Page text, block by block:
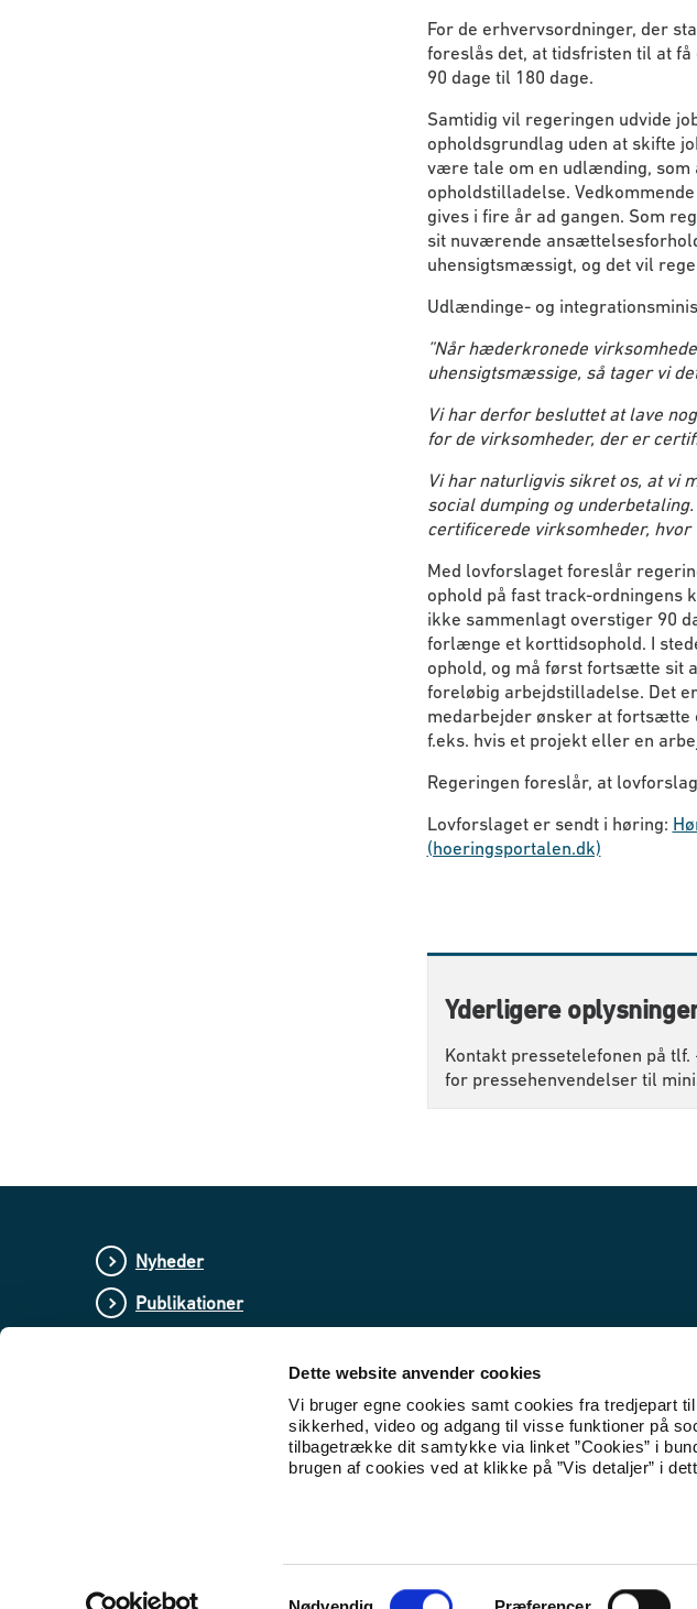
Dette website anvender cookies
Vi bruger egne cookies samt cookies fra tredjepart
sikkerhed, video og adgang til visse funktioner på
tilbagetrække dit samtykke via linket ”Cookies” i
brugen af cookies ved at klikke på ”Vis detaljer” i
For de erhvervsordninger, der
foreslås det, at tidsfristen til at
90 dage til 180 dage.
Samtidig vil regeringen udvide
opholdsgrundlag uden at skifte
være tale om en udlænding, som
opholdstilladelse.
gives i fire år ad gangen. Som
sit nuværende
uhensigtsmæssigt, og det vil
Udlændinge- og
”Når hæderkronede
uhensigtsmæssige, så tager vi
Vi har derfor besluttet at lave
for de virksomheder, der er
Vi har naturligvis sikret os, at vi
social dumping og
certificerede virksomheder, hvor
Med lovforslaget foreslår
ophold på fast track-ordningens
ikke sammenlagt overstiger 90
forlænge et korttidsophold. I
ophold, og må først fortsætte sit
foreløbig arbejdstilladelse. Det
medarbejder ønsker at fortsætte
f.eks. hvis et projekt eller en
Regeringen foreslår, at
Lovforslaget er sendt i høring:
(hoeringsportalen.dk)
Yderligere
Kontakt pressetelefonen på tlf.
for pressehenvendelser til
Nyheder
Publikationer